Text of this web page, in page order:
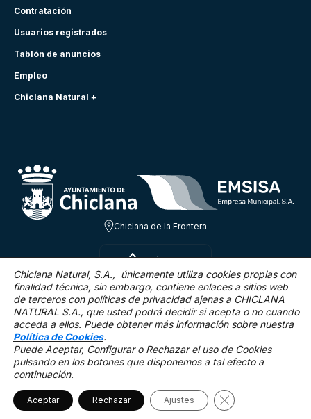
Contratación
Usuarios registrados
Tablón de anuncios
Empleo
Chiclana Natural +
Chiclana de la Frontera
SÁB 8 AGO
22.2ºC
2.2 Km/h 0 %
©2025 Chiclana Natural
Mapa Web
Política de cookies
Chiclana Natural, S.A., únicamente utiliza cookies propias con
finalidad técnica, sin embargo, contiene enlaces a sitios web
de terceros con políticas de privacidad ajenas a CHICLANA
NATURAL S.A., que usted podrá decidir si acepta o no cuando
acceda a ellos. Puede obtener más información sobre nuestra
Política de Cookies.
Puede Aceptar, Configurar o Rechazar el uso de Cookies
pulsando en los botones que disponemos a tal efecto a
continuación.
Aceptar Rechazar Ajustes Cerrar el banner